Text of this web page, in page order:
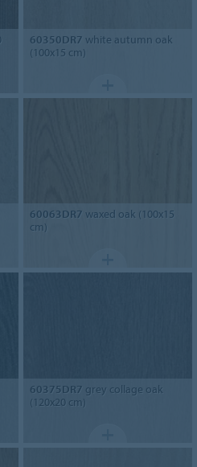
60350DR7 white autumn oak
(100x15 cm)
60063DR7 waxed oak (100x15
cm)
60375DR7 grey collage oak
(120x20 cm)